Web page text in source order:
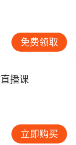
免费领取
播课
立即购买